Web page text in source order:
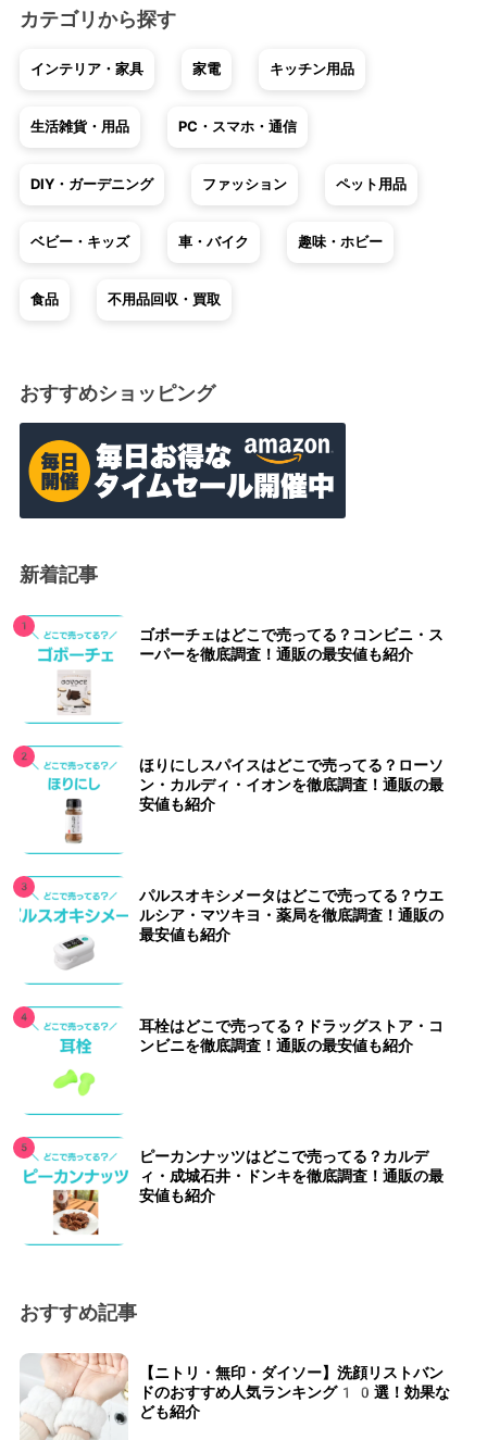
カテゴリから探す
インテリア・家具 家電 キッチン用品
生活雑貨・用品 PC・スマホ・通信
DIY・ガーデニング ファッション ペット用品
ベビー・キッズ 車・バイク 趣味・ホビー
食品 不用品回収・買取
おすすめショッピング
新着記事
ゴボーチェはどこで売ってる？コンビニ・ス
ーパーを徹底調査！通販の最安値も紹介
ほりにしスパイスはどこで売ってる？ローソ
ン・カルディ・イオンを徹底調査！通販の最
安値も紹介
パルスオキシメータはどこで売ってる？ウエ
ルシア・マツキヨ・薬局を徹底調査！通販の
最安値も紹介
耳栓はどこで売ってる？ドラッグストア・コ
ンビニを徹底調査！通販の最安値も紹介
ピーカンナッツはどこで売ってる？カルデ
ィ・成城石井・ドンキを徹底調査！通販の最
安値も紹介
おすすめ記事
【ニトリ・無印・ダイソー】洗顔リストバン
ドのおすすめ人気ランキング10選！効果な
ども紹介